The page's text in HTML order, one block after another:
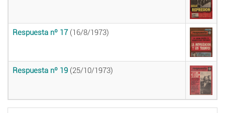
Respuesta nº 17(16/8/1973)
Respuesta nº 19 (25/10/1973)